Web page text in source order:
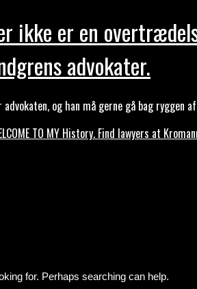
ikke er en
advokater.
og han må gerne gå bag ryggen
TO MY History. Find lawyers at
for. Perhaps searching can help.